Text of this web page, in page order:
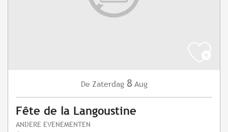
De Zaterdag 8 Aug
Fête de la Langoustine
ANDERE EVENEMENTEN